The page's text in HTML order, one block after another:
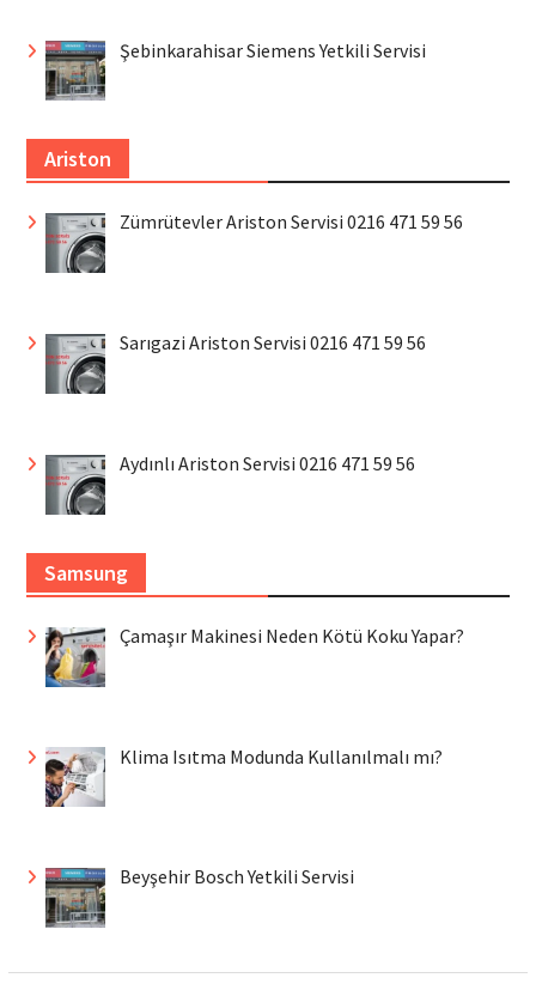
Şebinkarahisar Siemens Yetkili Servisi
Ariston
Zümrütevler Ariston Servisi 0216 471 59 56
Sarıgazi Ariston Servisi 0216 471 59 56
Aydınlı Ariston Servisi 0216 471 59 56
Samsung
Çamaşır Makinesi Neden Kötü Koku Yapar?
Klima Isıtma Modunda Kullanılmalı mı?
Beyşehir Bosch Yetkili Servisi